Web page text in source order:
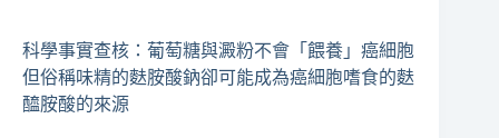
科學事實查核：葡萄糖與澱粉不會「餵養」癌細胞
但俗稱味精的麩胺酸鈉卻可能成為癌細胞嗜食的麩
醯胺酸的來源